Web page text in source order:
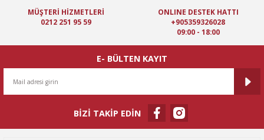
Ürün bilgilerinde hatalar bulunuyor.
Ürün fiyatı diğer sitelerden daha pahalı.
Gönder
MÜŞTERİ HİZMETLERİ
0212 251 95 59
ONLINE DESTEK HATTI
+905359326028
09:00 - 18:00
E- BÜLTEN KAYIT
BİZİ TAKİP EDİN